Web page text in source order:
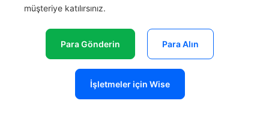
müşteriye katılırsınız.
Para Gönderin Para Alın
İşletmeler için Wise